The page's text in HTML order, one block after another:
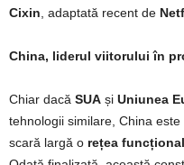
Cixin , adaptată recent de
China, liderul viitorului în
Chiar dacă SUA și Uniunea
tehnologii similare, China
scară largă o rețea